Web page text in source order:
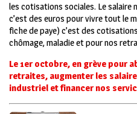
les cotisations sociales. Le salaire
c’est des euros pour vivre tout le
fiche de paye) c’est des
chômage, maladie et pour nos
Le 1eroctobre, en grève pour
retraites, augmenter les
industriel et financer nos